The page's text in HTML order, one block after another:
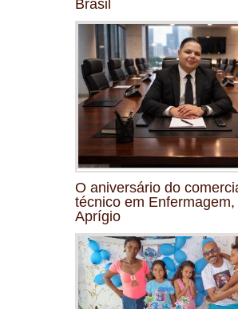
Brasil
O aniversário do
técnico em Enfermagem,
Aprígio